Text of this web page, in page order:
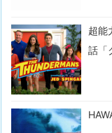
超能
話「